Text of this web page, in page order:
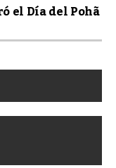
el Día del Pohã